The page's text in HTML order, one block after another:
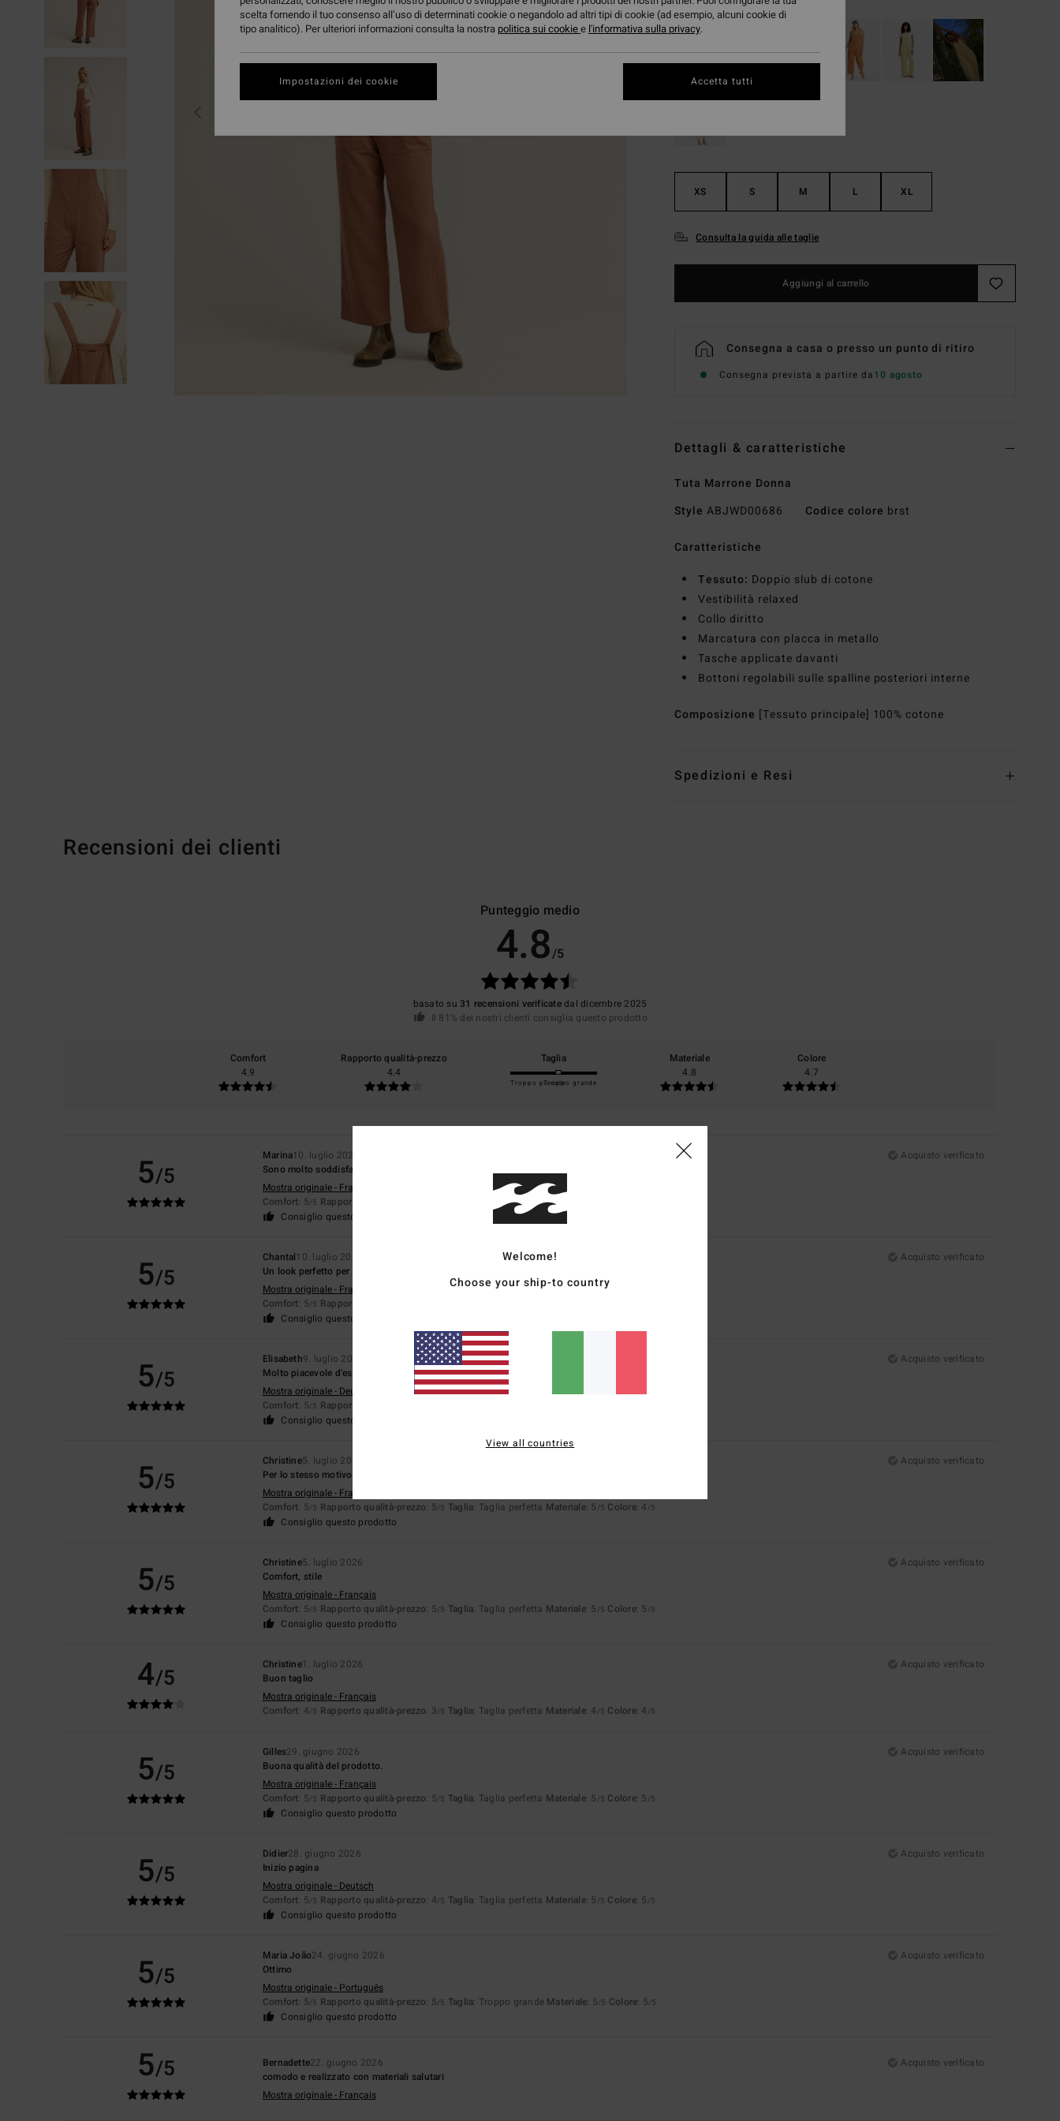
XS S M L XL
Consulta la guida alle taglie
Aggiungi al carrello
Consegna a casa o presso un punto di ritiro
Consegna prevista a partire da10 agosto
Dettagli & caratteristiche
Tuta Marrone Donna
Style ABJWD00686 Codice colore brst
Caratteristiche
Tessuto: Doppio slub di cotone
Vestibilità relaxed
Collo diritto
Marcatura con placca in metallo
Tasche applicate davanti
Bottoni regolabili sulle spalline posteriori interne
Composizione [Tessuto principale] 100% cotone
Spedizioni e Resi
Recensioni dei clienti
Punteggio medio
4.8/5
basato su 31 recensioni verificatedal dicembre 2025
Il 81% dei nostri clienti consiglia questo prodotto
Comfort
4.9
Rapporto qualità-prezzo
4.4
Taglia
Troppo piccoloTroppo grande
Materiale
4.8
Colore
4.7
5/5
Marina10. luglio 2026
Acquisto verificato
Sono molto soddisfatta del mio acquisto
Mostra originale - Français
Comfort: 5/5 Rapporto qualità-prezzo : Troppo grandeMateriale
Consiglio questo prodotto
5/5
Chantal10. luglio 2026
Acquisto verificato
Un look perfetto per questa stagione calda.
Mostra originale - Français
Comfort: 5/5 Rapporto qualità-prezzo
Consiglio questo prodotto
5/5
Elisabeth9. luglio 2026
Acquisto verificato
Molto piacevole d'estate, colore perfetto!
Mostra originale - Deutsch
Comfort: 5/5 Rapporto qualità-prezzo
Consiglio questo prodotto
5/5
Christine5. luglio 2026
Acquisto verificato
Per lo stesso motivo di prima
Mostra originale - Français
Comfort: 5/5 Rapporto qualità-prezzo: 5/5 Taglia: Taglia perfetta Materiale: 5 /5 Colore: 4 /5
Consiglio questo prodotto
5/5
Christine5. luglio 2026
Acquisto verificato
Comfort, stile
Mostra originale - Français
Comfort: 5/5 Rapporto qualità-prezzo: 5/5 Taglia: Taglia perfetta Materiale: 5 /5 Colore: 5 /5
Consiglio questo prodotto
4/5 Christine1. luglio 2026
Acquisto verificato
Buon taglio
Mostra originale - Français
Comfort: 4/5 Rapporto qualità-prezzo: 3/5 Taglia: Taglia perfetta Materiale: 4 /5 Colore: 4 /5
5/5
Gilles29. giugno 2026
Acquisto verificato
Buona qualità del prodotto.
Mostra originale - Français
Comfort: 5/5 Rapporto qualità-prezzo: 5/5 Taglia: Taglia perfetta Materiale: 5 /5 Colore: 5 /5
Consiglio questo prodotto
5/5
Didier28. giugno 2026
Acquisto verificato
Inizio pagina
Mostra originale - Deutsch
Comfort: 5/5 Rapporto qualità-prezzo: 4/5 Taglia: Taglia perfetta Materiale: 5 /5 Colore: 5 /5
Consiglio questo prodotto
5/5
Maria João24. giugno 2026
Acquisto verificato
Ottimo
Mostra originale - Português
Comfort: 5/5 Rapporto qualità-prezzo: 5/5 Taglia: Troppo grande Materiale: 5/5 Colore: 5/5
Consiglio questo prodotto
5/5 Bernadette22. giugno 2026
Acquisto verificato
comodo e realizzato con materiali salutari
Mostra originale - Français
Welcome!
Choose your ship-to country
View all countries
scelta fornendo il tuo consenso all’uso di determinati cookie o negandolo ad altri tipi di cookie (ad esempio, alcuni cookie di
tipo analitico). Per ulteriori informazioni consulta la nostra politica sui cookiee l'informativa sulla privacy.
Impostazioni dei cookie Accetta tutti